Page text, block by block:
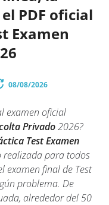
PDF oficial
Examen
08/08/2026
examen oficial
Privado2026?
Test Examen
para todos
examen final de Test
problema. De
alrededor del 50